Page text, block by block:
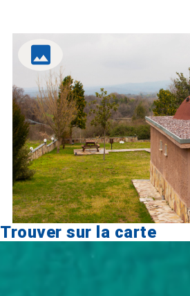
Trouver sur la carte